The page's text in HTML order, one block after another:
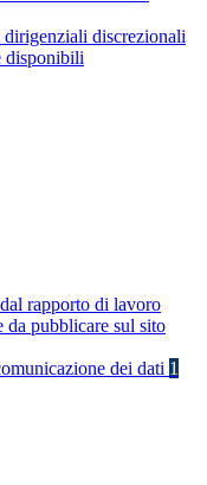
discrezionali
disponibili
rapporto di lavoro
da pubblicare sul sito
dei dati 1